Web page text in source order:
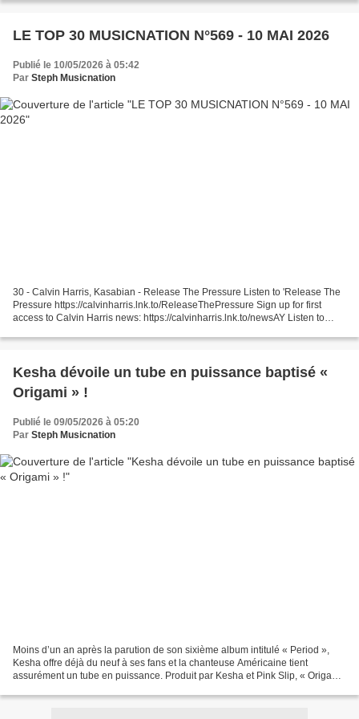
LE TOP 30 MUSICNATION N°569 - 10 MAI 2026
Publié le 10/05/2026 à 05:42
Par Steph Musicnation
30 - Calvin Harris, Kasabian - Release The Pressure Listen to 'Release The
Pressure https://calvinharris.lnk.to/ReleaseThePressure Sign up for first
access to Calvin Harris news: https://calvinharris.lnk.to/newsAY Listen to
Kesha dévoile un tube en puissance baptisé «
Origami » !
Publié le 09/05/2026 à 05:20
Par Steph Musicnation
Moins d’un an après la parution de son sixième album intitulé « Period »,
Kesha offre déjà du neuf à ses fans et la chanteuse Américaine tient
assurément un tube en puissance. Produit par Kesha et Pink Slip, « Origami